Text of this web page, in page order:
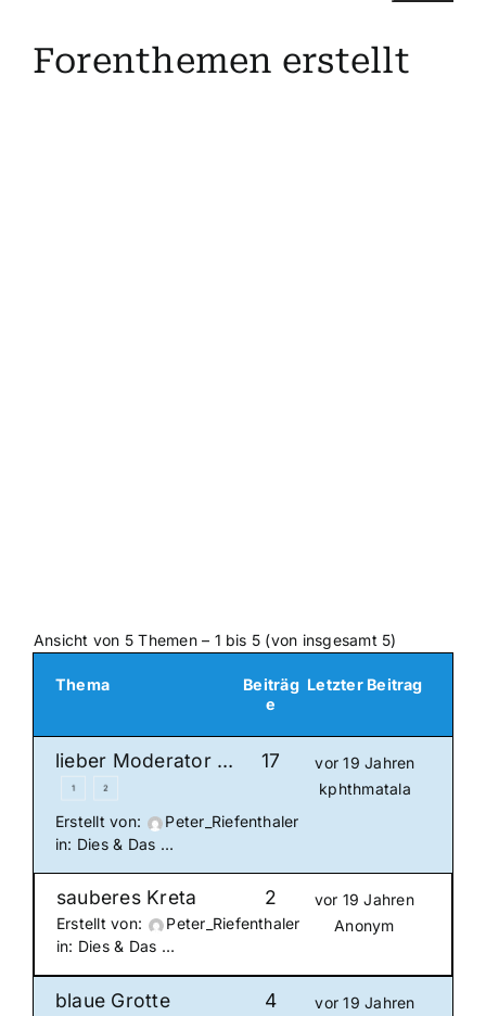
Suche
nach:
Forenthemen erstellt
Ansicht von 5 Themen – 1 bis 5 (von insgesamt 5)
Thema
Beiträg
e
Letzter Beitrag
lieber Moderator …
1 2
Erstellt von:
Peter_Riefenthaler
in: Dies & Das …
17
vor 19 Jahren
kphthmatala
sauberes Kreta
Erstellt von:
Peter_Riefenthaler
in: Dies & Das …
2
vor 19 Jahren
Anonym
blaue Grotte 4
vor 19 Jahren